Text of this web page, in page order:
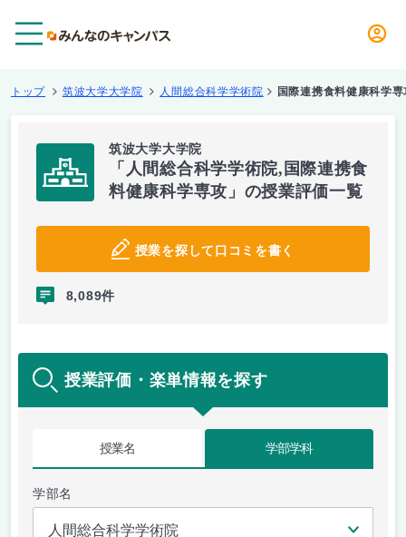
トップ 筑波大学大学院 人間総合科学学術院 国際連携食料健康科学専
筑波大学大学院
「人間総合科学学術院,国際連携食
料健康科学専攻」の授業評価一覧
授業を探して口コミを書く
8,089件
授業評価・楽単情報を探す
授業名 学部学科
学部名